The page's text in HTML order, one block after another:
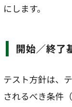
にします。
開始／終
テスト方針は、
されるべき条件